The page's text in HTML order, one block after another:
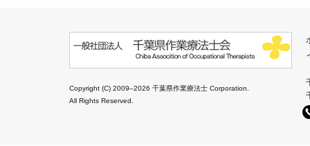
Copyright (C) 2009–2026 千葉県作業療法士 Corporation.
All Rights Reserved.